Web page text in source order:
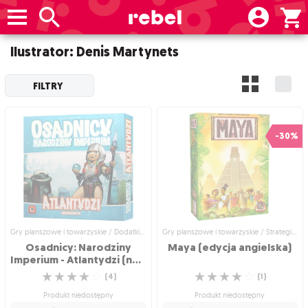
Ilustrator: Denis Martynets
FILTRY
Gry planszowe i towarzyskie / Dodatki do gier
Osadnicy: Narodziny
Imperium - Atlantydzi (nowa edycja)
☆
☆
☆
☆ (4)
Produkt niedostępny
-30%
Gry planszowe i towarzyskie / Strategiczne gry planszowe
Maya (edycja angielska)
☆
☆
☆
☆ (1)
Produkt niedostępny